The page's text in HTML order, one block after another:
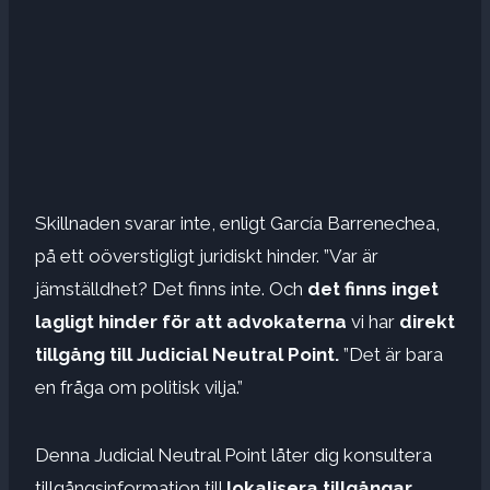
Skillnaden svarar inte, enligt García Barrenechea,
på ett oöverstigligt juridiskt hinder. ”Var är
jämställdhet? Det finns inte. Och det finns inget
lagligt hinder för att advokaterna vi har direkt
tillgång till Judicial Neutral Point. ”Det är bara
en fråga om politisk vilja.”
Denna Judicial Neutral Point låter dig konsultera